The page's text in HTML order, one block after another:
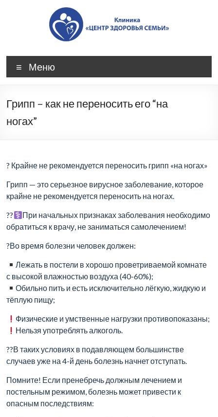
Клиника
«Центр
Семьи»,
Новочеркасск
Качественная
диагностика
и
лечение
заболеваний,
профилактика
нарушений
и
забота
о
здоровье
каждого
члена
семьи!
Меню
Грипп – как не переносить его “на
ногах”
? Крайне не рекомендуется переносить грипп «на ногах»
Грипп — это серьезное вирусное заболевание, которое
крайне не рекомендуется переносить на ногах.
??‍
При начальных признаках заболевания необходимо
обратиться к врачу, не заниматься самолечением!
?Во время болезни человек должен:
Лежать в постели в хорошо проветриваемой комнате
с высокой влажностью воздуха (40-60%);
Обильно пить и есть исключительно лёгкую, жидкую и
тёплую пищу;
Физические и умственные нагрузки противопоказаны;
Нельзя употреблять алкоголь.
??В таких условиях в подавляющем большинстве
случаев уже на 4-й день болезнь начнет отступать.
Помните! Если пренебречь должным лечением и
постельным режимом, болезнь может привести к
опасным последствиям: